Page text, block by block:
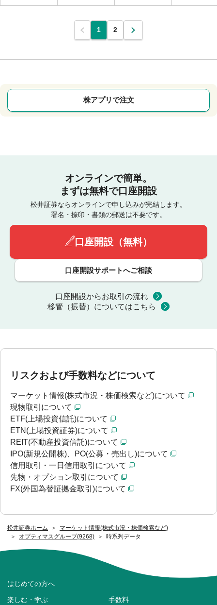
松井証券ホーム
マーケット情報(株式市況・株価検索など)
オプティマスグループ(9268)
時系列データ
1 2
株アプリで注文
オンラインで簡単。
まずは無料で口座開設
松井証券ならオンラインで申し込みが完結します。
署名・捺印・書類の郵送は不要です。
口座開設（無料）
口座開設サポートへご相談
口座開設からお取引の流れ
移管（振替）についてはこちら
リスクおよび手数料などについて
マーケット情報(株式市況・株価検索など)について
現物取引について
ETF(上場投資信託)について
ETN(上場投資証券)について
REIT(不動産投資信託)について
IPO(新規公開株)、PO(公募・売出し)について
信用取引・一日信用取引について
先物・オプション取引について
FX(外国為替証拠金取引)について
はじめての方へ
楽しむ・学ぶ 手数料